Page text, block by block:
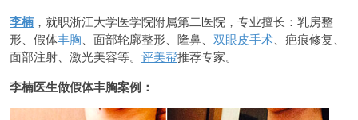
李楠 ，就职浙江大学医学院附属第二医院，专业擅长：乳房整
形、假体丰胸 、面部轮廓整形、隆鼻、 双眼皮手术 、疤痕修复、
面部注射、激光美容等。 评美帮推荐专家。
李楠医生做假体丰胸案例：